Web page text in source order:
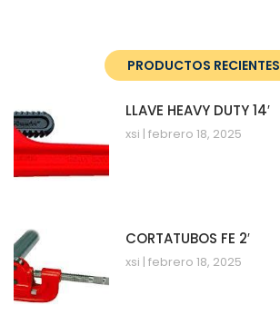
PRODUCTOS RECIENTES
LLAVE HEAVY DUTY 14′
xsi febrero 18, 2025
CORTATUBOS FE 2′
xsi febrero 18, 2025